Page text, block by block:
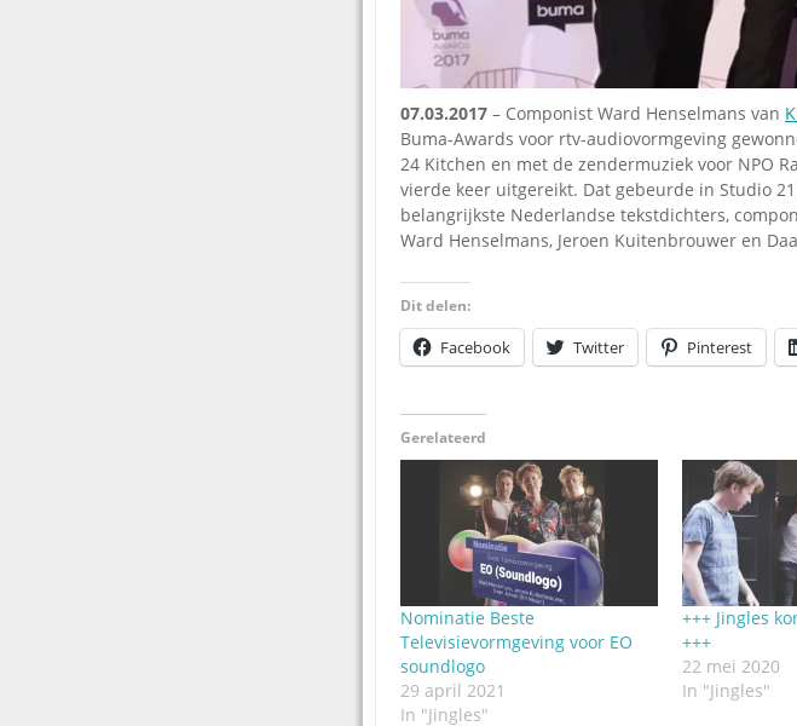
07.03.2017 – Componist Ward Henselmans van
Buma-Awards voor rtv-audiovormgeving
24 Kitchen en met de zendermuziek voor NPO
vierde keer uitgereikt. Dat gebeurde in Studio
belangrijkste Nederlandse tekstdichters,
Ward Henselmans, Jeroen Kuitenbrouwer en
Dit delen:
Facebook Twitter Pinterest
Gerelateerd
Nominatie Beste
Televisievormgeving voor EO
soundlogo
29 april 2021
In "Jingles"
+++ Jingles
+++
22 mei 2020
In "Jingles"